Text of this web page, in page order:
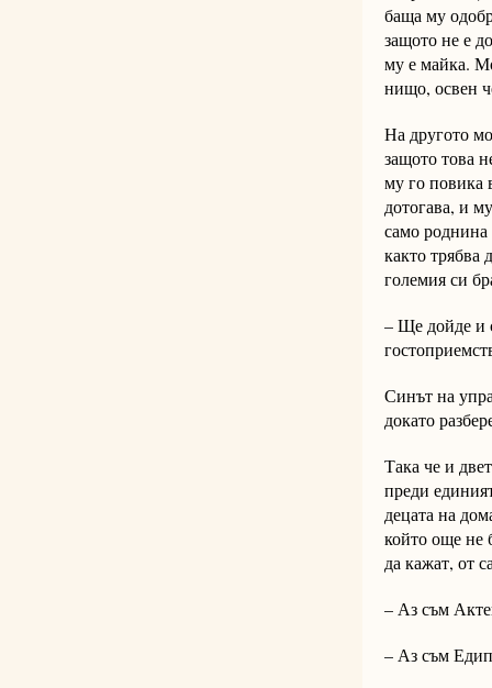
баща му
защото не е
му е майка.
нищо, освен
На другото
защото това
му го повика
дотогава, и
само роднина
както трябва
големия си
– Ще дойде и
Синът на
докато
Така че и
преди
децата на
който още не
да кажат, от
– Аз съм
– Аз съм